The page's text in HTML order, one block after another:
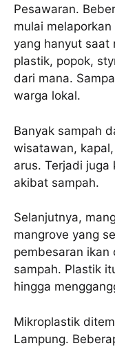
Pesawaran.
mulai
yang hanyut saat
plastik, popok,
dari mana.
warga lokal.
Banyak sampah
wisatawan,
arus. Terjadi juga
akibat sampah.
Selanjutnya,
mangrove yang
pembesaran ikan
sampah. Plastik
hingga
Mikroplastik
Lampung.